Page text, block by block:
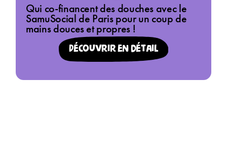
Qui co-financent des douches avec le
SamuSocial de Paris pour un coup de
mains douces et propres !
Découvrir en détail